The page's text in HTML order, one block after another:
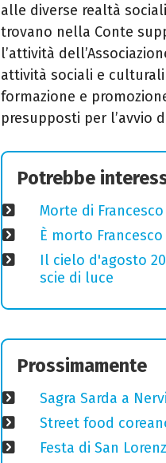
alle diverse realtà
trovano nella Conte
l’attività
attività sociali e
formazione e
presupposti per l’avvio
Potrebbe
Morte di
È morto
Il cielo d'agosto
scie di luce
Prossimamente
Sagra Sarda a
Street food
Festa di San